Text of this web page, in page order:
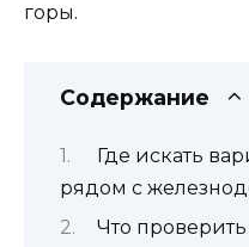
горы.
Содержание
Где искать
рядом с
Что